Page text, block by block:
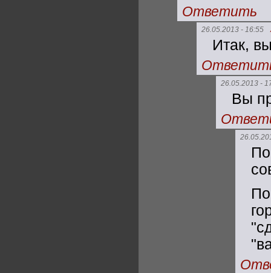
Ответить
26.05.2013 - 16:55
Итак,
26.05.2013 -
Вы